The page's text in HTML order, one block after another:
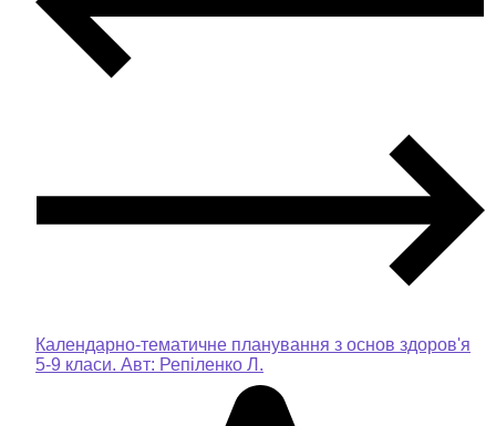
Календарно-тематичне планування з основ здоров'я
5-9 класи. Авт: Репіленко Л.